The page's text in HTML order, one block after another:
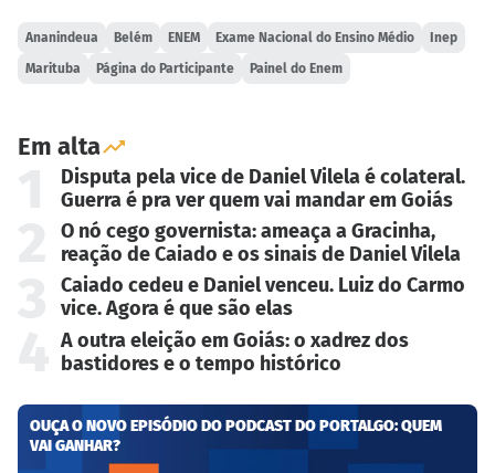
Ananindeua Belém ENEM Exame Nacional do Ensino Médio Inep
Marituba Página do Participante Painel do Enem
Em alta
Disputa pela vice de Daniel Vilela é colateral.
Guerra é pra ver quem vai mandar em Goiás
O nó cego governista: ameaça a Gracinha,
reação de Caiado e os sinais de Daniel Vilela
Caiado cedeu e Daniel venceu. Luiz do Carmo
vice. Agora é que são elas
A outra eleição em Goiás: o xadrez dos
bastidores e o tempo histórico
OUÇA O NOVO EPISÓDIO DO PODCAST DO PORTALGO: QUEM
VAI GANHAR?